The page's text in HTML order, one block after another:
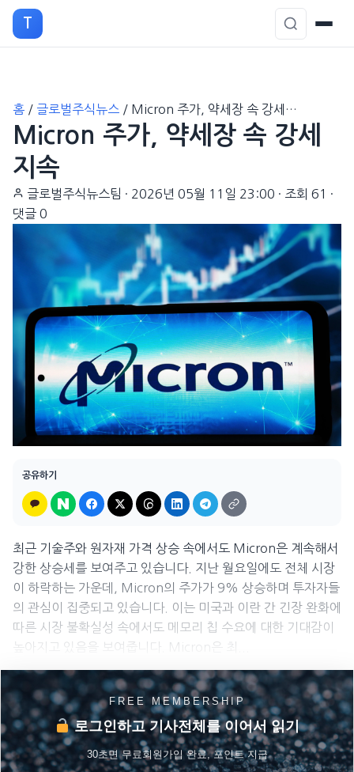
T
홈 / 글로벌주식뉴스 / Micron 주가, 약세장 속 강세…
Micron 주가, 약세장 속 강세
지속
글로벌주식뉴스팀 · 2026년 05월 11일 23:00 · 조회 61
·
댓글 0
공유하기
최근 기술주와 원자재 가격 상승 속에서도 Micron은 계속해서
강한 상승세를 보여주고 있습니다. 지난 월요일에도 전체 시장
이 하락하는 가운데, Micron의 주가가 9% 상승하며 투자자들
의 관심이 집중되고 있습니다. 이는 미국과 이란 간 긴장 완화에
따른 시장 불확실성 속에서도 메모리 칩 수요에 대한 기대감이
높아지고 있음을 보여줍니다. Micron은 최...
FREE MEMBERSHIP
로그인하고 기사전체를 이어서 읽기
30초면 무료회원가입 완료, 포인트 지급